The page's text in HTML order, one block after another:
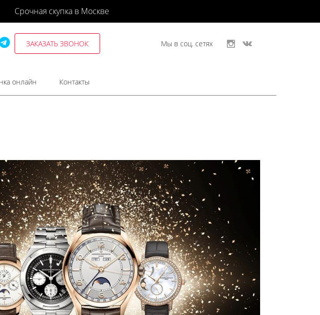
Срочная скупка в Москве
ЗАКАЗАТЬ ЗВОНОК Мы в соц. сетях
онлайн Контакты